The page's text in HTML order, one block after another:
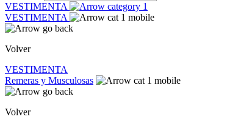
VESTIMENTA
VESTIMENTA
Volver
VESTIMENTA
Remeras y Musculosas
Volver